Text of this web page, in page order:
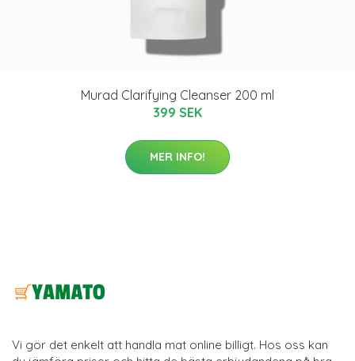
Murad Clarifying Cleanser 200 ml
399 SEK
MER INFO!
Vi gör det enkelt att handla mat online billigt. Hos oss kan